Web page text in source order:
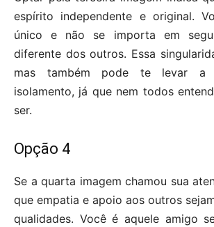
espírito independente e original.
único e não se importa em
diferente dos outros. Essa
mas também pode te levar a
isolamento, já que nem todos
ser.
Opção 4
Se a quarta imagem chamou sua
que empatia e apoio aos outros
qualidades. Você é aquele amigo